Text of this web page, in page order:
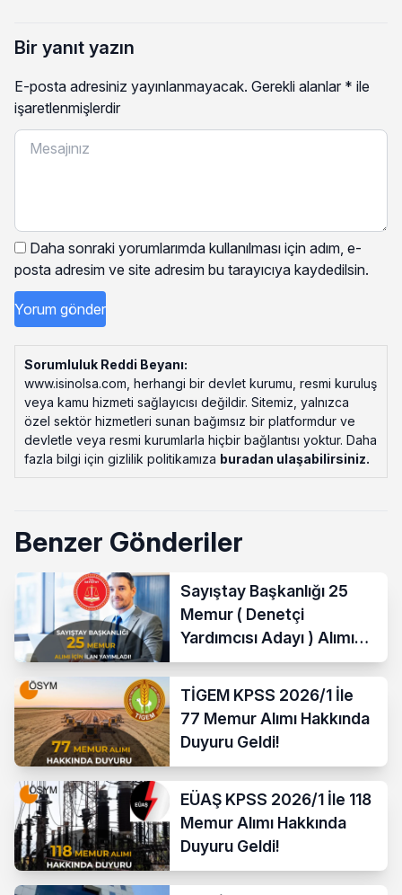
Bir yanıt yazın
E-posta adresiniz yayınlanmayacak. Gerekli alanlar * ile
işaretlenmişlerdir
Daha sonraki yorumlarımda kullanılması için adım, e-
posta adresim ve site adresim bu tarayıcıya kaydedilsin.
Sorumluluk Reddi Beyanı:
www.isinolsa.com, herhangi bir devlet kurumu, resmi kuruluş
veya kamu hizmeti sağlayıcısı değildir. Sitemiz, yalnızca
özel sektör hizmetleri sunan bağımsız bir platformdur ve
devletle veya resmi kurumlarla hiçbir bağlantısı yoktur. Daha
fazla bilgi için gizlilik politikamıza buradan ulaşabilirsiniz.
Benzer Gönderiler
Sayıştay Başkanlığı 25
Memur ( Denetçi
Yardımcısı Adayı ) Alımı
Yapacak
TİGEM KPSS 2026/1 İle
77 Memur Alımı Hakkında
Duyuru Geldi!
EÜAŞ KPSS 2026/1 İle 118
Memur Alımı Hakkında
Duyuru Geldi!